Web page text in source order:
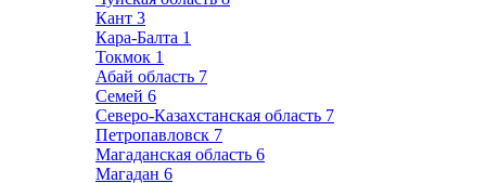
Кант 3
Кара-Балта 1
Токмок 1
Абай область 7
Семей 6
Северо-Казахстанская область 7
Петропавловск 7
Магаданская область 6
Магадан 6